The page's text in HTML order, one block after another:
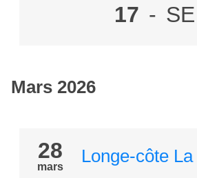
17 - SE
Mars 2026
28
mars
Longe-côte